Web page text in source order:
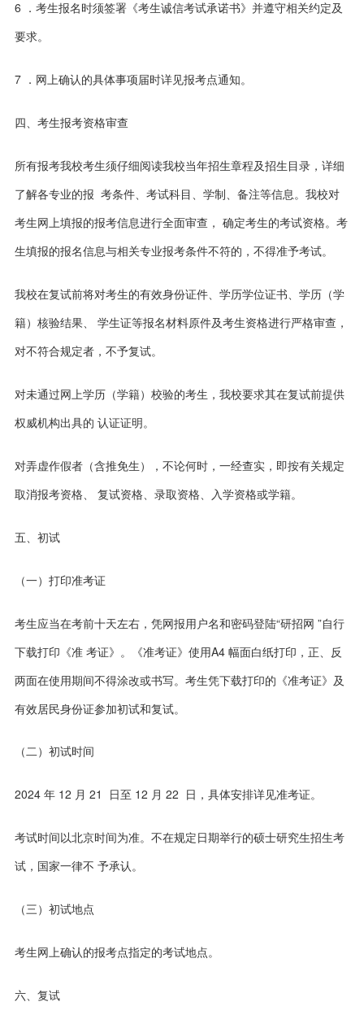
6 ．考生报名时须签署《考生诚信考试承诺书》并遵守相关约定及
要求。
7 ．网上确认的具体事项届时详见报考点通知。
四、考生报考资格审查
所有报考我校考生须仔细阅读我校当年招生章程及招生目录，详细
了解各专业的报 考条件、考试科目、学制、备注等信息。我校对
考生网上填报的报考信息进行全面审查， 确定考生的考试资格。考
生填报的报名信息与相关专业报考条件不符的，不得准予考试。
我校在复试前将对考生的有效身份证件、学历学位证书、学历（学
籍）核验结果、 学生证等报名材料原件及考生资格进行严格审查，
对不符合规定者，不予复试。
对未通过网上学历（学籍）校验的考生，我校要求其在复试前提供
权威机构出具的 认证证明。
对弄虚作假者（含推免生），不论何时，一经查实，即按有关规定
取消报考资格、 复试资格、录取资格、入学资格或学籍。
五、初试
（一）打印准考证
考生应当在考前十天左右，凭网报用户名和密码登陆“研招网 ”自行
下载打印《准 考证》。《准考证》使用A4 幅面白纸打印，正、反
两面在使用期间不得涂改或书写。考生凭下载打印的《准考证》及
有效居民身份证参加初试和复试。
（二）初试时间
2024 年 12 月 21 日至 12 月 22 日，具体安排详见准考证。
考试时间以北京时间为准。不在规定日期举行的硕士研究生招生考
试，国家一律不 予承认。
（三）初试地点
考生网上确认的报考点指定的考试地点。
六、复试